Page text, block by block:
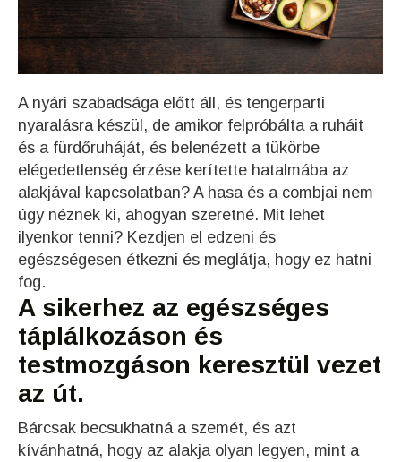
A nyári szabadsága előtt áll, és tengerparti
nyaralásra készül, de amikor felpróbálta a ruháit
és a fürdőruháját, és belenézett a tükörbe
elégedetlenség érzése kerítette hatalmába az
alakjával kapcsolatban? A hasa és a combjai nem
úgy néznek ki, ahogyan szeretné. Mit lehet
ilyenkor tenni? Kezdjen el edzeni és
egészségesen étkezni és meglátja, hogy ez hatni
fog.
A sikerhez az egészséges
táplálkozáson és
testmozgáson keresztül vezet
az út.
Bárcsak becsukhatná a szemét, és azt
kívánhatná, hogy az alakja olyan legyen, mint a